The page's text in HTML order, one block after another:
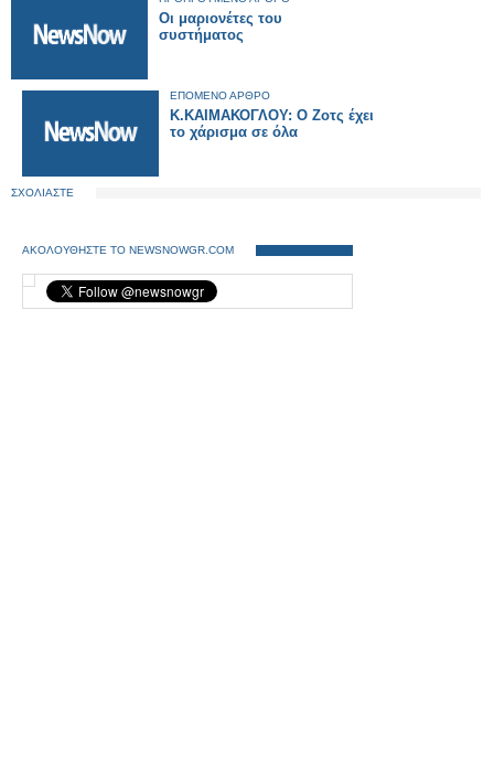
Οι μαριονέτες του
συστήματος
ΕΠΟΜΕΝΟ ΑΡΘΡΟ
K.ΚΑΙΜΑΚΟΓΛΟΥ: Ο Ζοτς έχει
το χάρισμα σε όλα
ΣΧΟΛΙΑΣΤΕ
ΑΚΟΛΟΥΘΗΣΤΕ ΤΟ NEWSNOWGR.COM